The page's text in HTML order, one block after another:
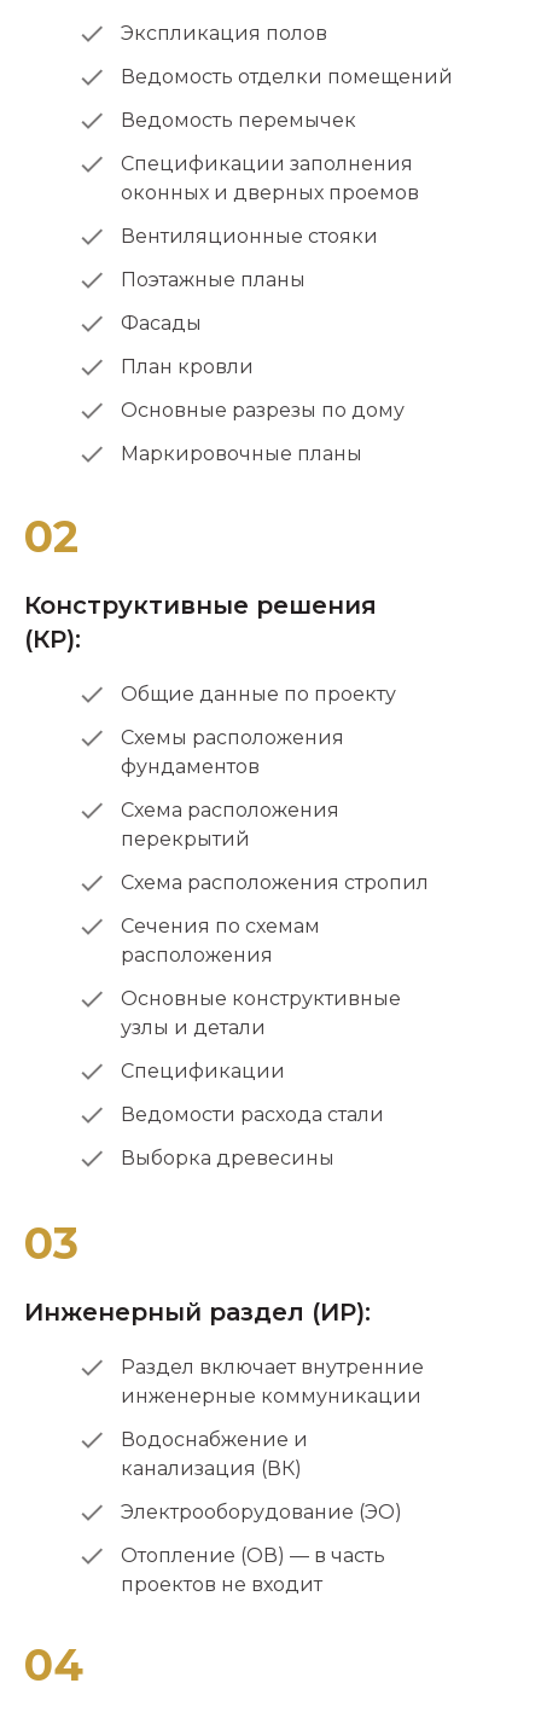
Экспликация полов
Ведомость отделки помещений
Ведомость перемычек
Спецификации заполнения
оконных и дверных проемов
Вентиляционные стояки
Поэтажные планы
Фасады
План кровли
Основные разрезы по дому
Маркировочные планы
Конструктивные решения
(КР):
Общие данные по проекту
Схемы расположения
фундаментов
Схема расположения
перекрытий
Схема расположения стропил
Сечения по схемам
расположения
Основные конструктивные
узлы и детали
Спецификации
Ведомости расхода стали
Выборка древесины
Инженерный раздел (ИР):
Раздел включает внутренние
инженерные коммуникации
Водоснабжение и
канализация (ВК)
Электрооборудование (ЭО)
Отопление (ОВ) — в часть
проектов не входит
02
03
04